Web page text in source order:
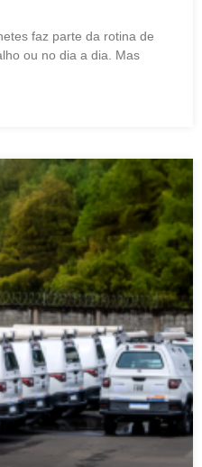
faz parte da rotina de
ou no dia a dia. Mas